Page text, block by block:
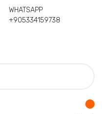
WHATSAPP
+905334159738